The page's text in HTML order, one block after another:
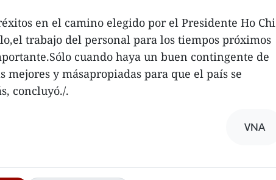
en el camino elegido por el Presidente Ho Chi
trabajo del personal para los tiempos próximos
cuando haya un buen contingente de
mejores y másapropiadas para que el país se
concluyó./.
VNA